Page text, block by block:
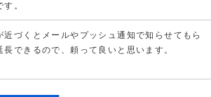
。
づくとメールやプッシュ通知で知らせてもら
できるので、頼って良いと思います。